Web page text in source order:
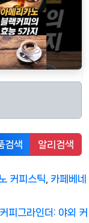
검색 알리검색
커피스틱 카페베네
피그라인더: 야외 커